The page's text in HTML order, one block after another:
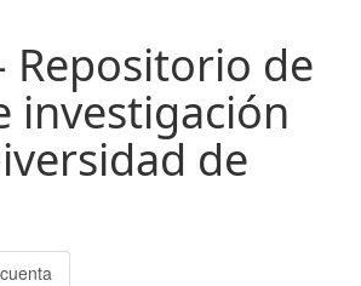
Repositorio de
investigación
de